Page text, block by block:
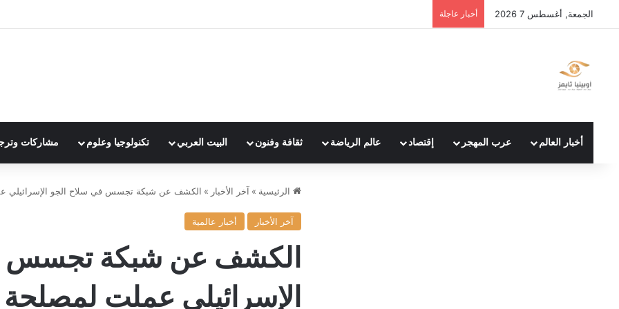
الجمعة, أغسطس 7 2026 أخبار عاجلة
أخبار العالم عرب المهجر إقتصاد عالم الرياضة ثقافة وفنون البيت العربي تكنولوجيا وعلوم مشاركات
الرئيسية » آخر الأخبار » الكشف عن شبكة تجسس في سلاح الجو الإسرائيلي
آخر الأخبار أخبار عالمية
الكشف عن شبكة تجسس
الإسرائيلي عملت لمصلحة